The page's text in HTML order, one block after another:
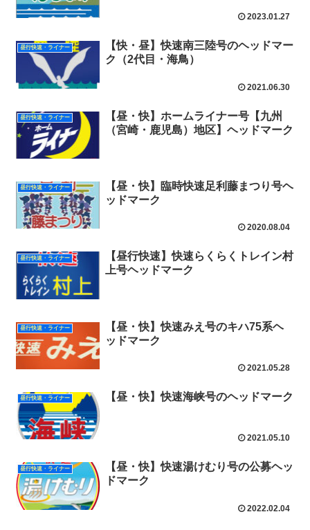
2023.01.27
昼行快速・ライナー
【快・昼】快速南三陸号のヘッドマー
ク（2代目・海鳥）
2021.06.30
昼行快速・ライナー
【昼・快】ホームライナー号【九州
（宮崎・鹿児島）地区】ヘッドマーク
昼行快速・ライナー
【昼・快】臨時快速足利藤まつり号ヘ
ッドマーク
2020.08.04
昼行快速・ライナー
【昼行快速】快速らくらくトレイン村
上号ヘッドマーク
昼行快速・ライナー
【昼・快】快速みえ号のキハ75系ヘ
ッドマーク
2021.05.28
昼行快速・ライナー 【昼・快】快速海峡号のヘッドマーク
2021.05.10
昼行快速・ライナー
【昼・快】快速湯けむり号の公募ヘッ
ドマーク
2022.02.04